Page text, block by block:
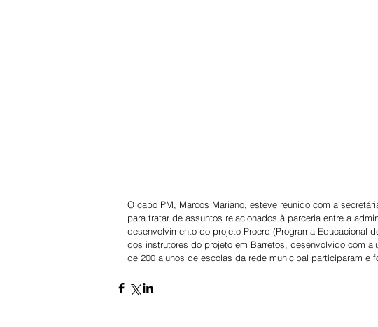
O cabo PM, Marcos Mariano, esteve reunido com a
para tratar de assuntos relacionados à parceria entre a
desenvolvimento do projeto Proerd (Programa Educacional
dos instrutores do projeto em Barretos, desenvolvido com
de 200 alunos de escolas da rede municipal participaram e